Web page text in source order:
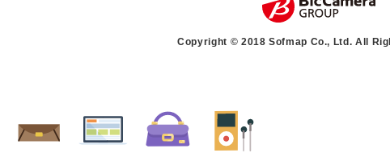
Copyright © 2018 Sofmap Co., Ltd. All